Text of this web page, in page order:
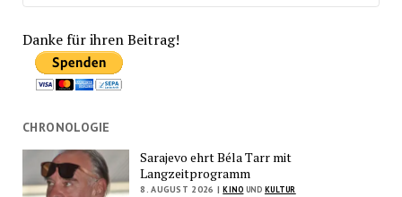
Danke für ihren Beitrag!
CHRONOLOGIE
Sarajevo ehrt Béla Tarr mit
Langzeitprogramm
8. AUGUST 2026 | KINO UND KULTUR